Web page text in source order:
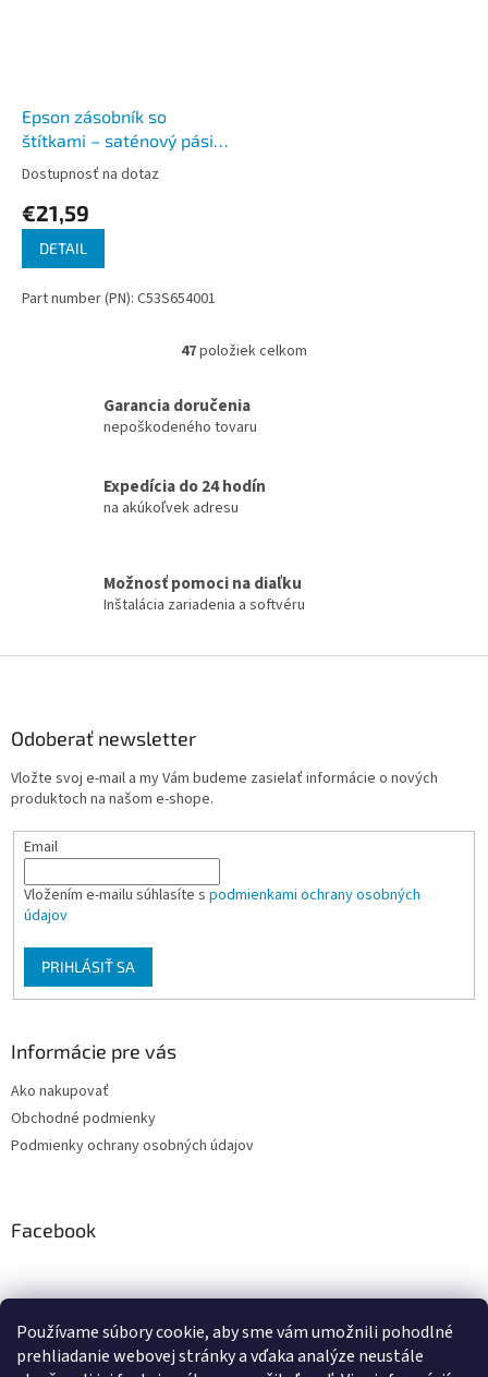
Používame súbory cookie, aby sme vám umožnili pohodlné
prehliadanie webovej stránky a vďaka analýze neustále
Epson zásobník so
štítkami – saténový pásik,
LK-4KBK čierna / zlatá, 12
mm (5 m)
Dostupnosť na dotaz
€21,59
DETAIL
Part number (PN): C53S654001
O
l
á
c
v
k
v
47položiek celkom
Garancia doručenia
nepoškodeného tovaru
Expedícia do 24 hodín
na akúkoľvek adresu
Možnosť pomoci na diaľku
Inštalácia zariadenia a softvéru
Odoberať newsletter
Vložte svoj e-mail a my Vám budeme zasielať informácie o nových
produktoch na našom e-shope.
Email
Vložením e-mailu súhlasíte s podmienkami ochrany osobných
údajov
PRIHLÁSIŤ SA
Informácie pre vás
Ako nakupovať
Obchodné podmienky
Podmienky ochrany osobných údajov
Facebook
PRESMONT.IT